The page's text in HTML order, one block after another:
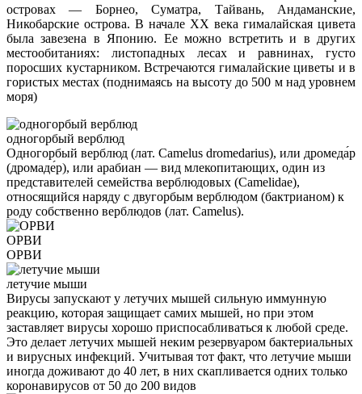
островах — Борнео, Суматра, Тайвань, Андаманские,
Никобарские острова. В начале ХХ века гималайская цивета
была завезена в Японию. Ее можно встретить и в других
местообитаниях: листопадных лесах и равнинах, густо
поросших кустарником. Встречаются гималайские циветы и в
гористых местах (поднимаясь на высоту до 500 м над уровнем
моря)
одногорбый верблюд
Одногорбый верблюд (лат. Camelus dromedarius), или дромеда́р
(дромаде́р), или арабиан — вид млекопитающих, один из
представителей семейства верблюдовых (Camelidae),
относящийся наряду с двугорбым верблюдом (бактрианом) к
роду собственно верблюдов (лат. Camelus).
ОРВИ
ОРВИ
летучие мыши
Вирусы запускают у летучих мышей сильную иммунную
реакцию, которая защищает самих мышей, но при этом
заставляет вирусы хорошо приспосабливаться к любой среде.
Это делает летучих мышей неким резервуаром бактериальных
и вирусных инфекций. Учитывая тот факт, что летучие мыши
иногда доживают до 40 лет, в них скапливается одних только
коронавирусов от 50 до 200 видов